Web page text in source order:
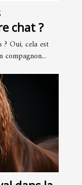
chat ?
? Oui, cela est
compagnon...